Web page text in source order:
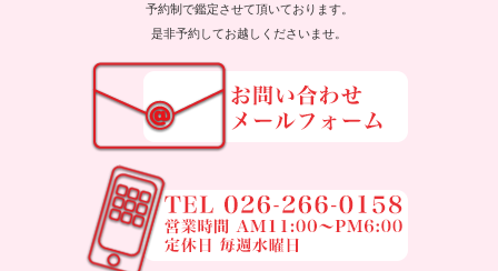
予約制で鑑定させて頂いております。
是非予約してお越しくださいませ。